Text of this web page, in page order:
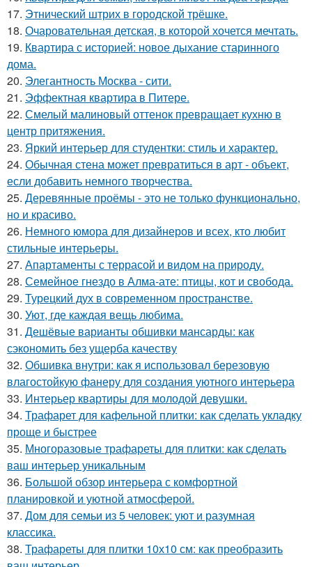
17. Этнический штрих в городской трёшке.
18. Очаровательная детская, в которой хочется мечтать.
19. Квартира с историей: новое дыхание старинного
дома.
20. Элегантность Москва - сити.
21. Эффектная квартира в Питере.
22. Смелый малиновый оттенок превращает кухню в
центр притяжения.
23. Яркий интерьер для студентки: стиль и характер.
24. Обычная стена может превратиться в арт - объект,
если добавить немного творчества.
25. Деревянные проёмы - это не только функционально,
но и красиво.
26. Немного юмора для дизайнеров и всех, кто любит
стильные интерьеры.
27. Апартаменты с террасой и видом на природу.
28. Семейное гнездо в Алма-ате: птицы, кот и свобода.
29. Турецкий дух в современном пространстве.
30. Уют, где каждая вещь любима.
31. Дешёвые варианты обшивки мансарды: как
сэкономить без ущерба качеству
32. Обшивка внутри: как я использовал березовую
влагостойкую фанеру для создания уютного интерьера
33. Интерьер квартиры для молодой девушки.
34. Трафарет для кафельной плитки: как сделать укладку
проще и быстрее
35. Многоразовые трафареты для плитки: как сделать
ваш интерьер уникальным
36. Большой обзор интерьера с комфортной
планировкой и уютной атмосферой.
37. Дом для семьи из 5 человек: уют и разумная
классика.
38. Трафареты для плитки 10х10 см: как преобразить